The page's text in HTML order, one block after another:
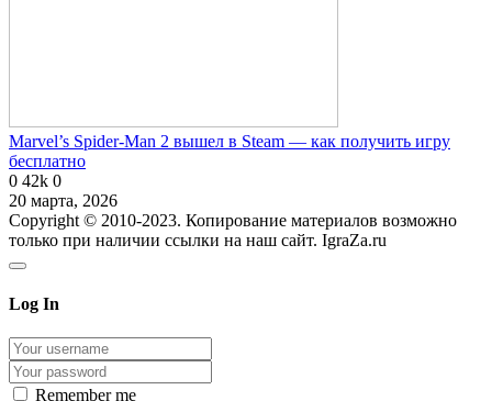
Marvel’s Spider-Man 2 вышел в Steam — как получить игру
бесплатно
0 42k 0
20 марта, 2026
Copyright © 2010-2023. Копирование материалов возможно
только при наличии ссылки на наш сайт. IgraZa.ru
Log In
Remember me